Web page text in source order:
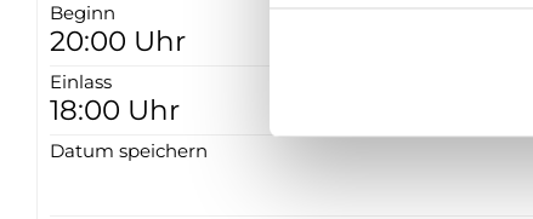
Beginn
20:00 Uhr
Einlass
18:00 Uhr
Datum speichern